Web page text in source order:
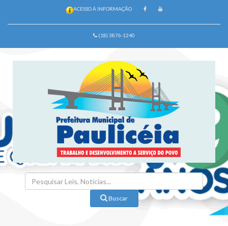
ACESSO À INFORMAÇÃO
(18) 3876-1240
Buscar